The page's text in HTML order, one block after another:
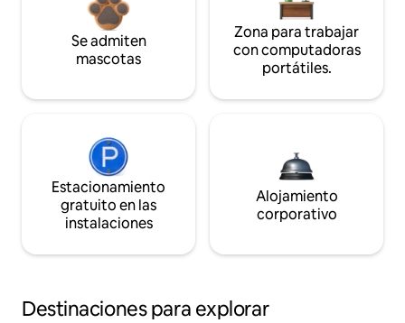
Se admiten
mascotas
Zona para trabajar
con computadoras
portátiles.
Estacionamiento
gratuito en las
instalaciones
Alojamiento
corporativo
Destinaciones para explorar